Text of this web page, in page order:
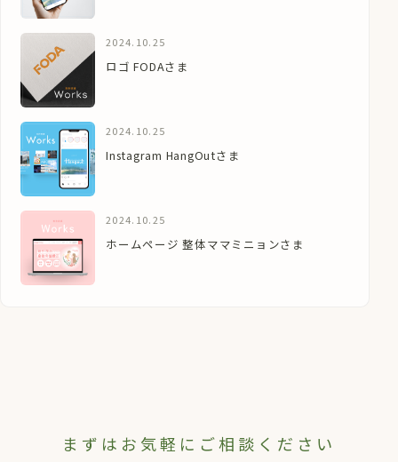
2024.10.25
ロゴ FODAさま
2024.10.25
Instagram HangOutさま
2024.10.25
ホームページ 整体ママミニョンさま
まずはお気軽にご相談ください